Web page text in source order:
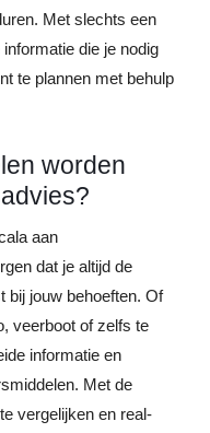
Met slechts een
die je nodig
te plannen met behulp
worden
aan
dat je altijd de
bij jouw behoeften. Of
veerboot of zelfs te
informatie en
Met de
vergelijken en real-